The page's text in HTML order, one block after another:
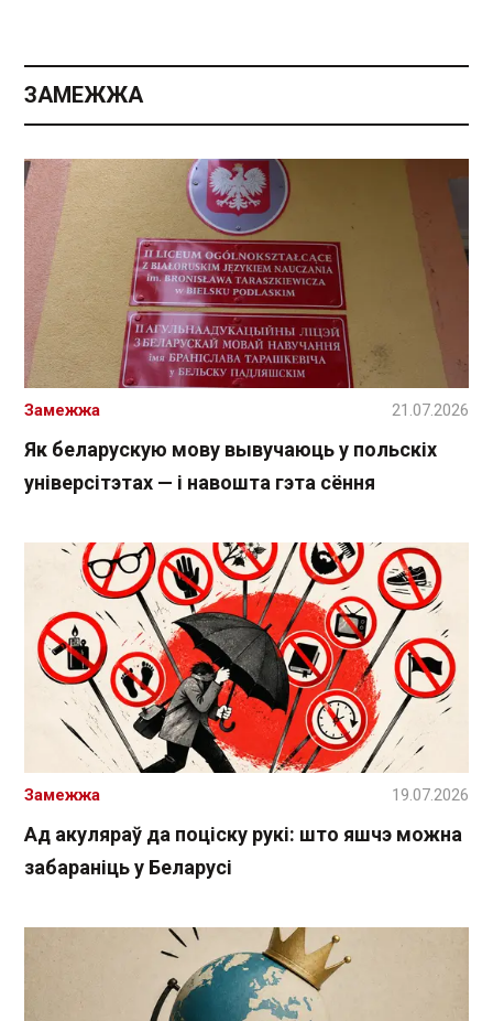
ЗАМЕЖЖА
Як беларускую мову вывучаюць у польскіх
універсітэтах — і навошта гэта сёння
Замежжа 21.07.2026
Ад акуляраў да поціску рукі: што яшчэ можна
забараніць у Беларусі
Замежжа 19.07.2026